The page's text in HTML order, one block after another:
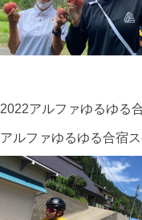
2022アルファゆるゆる
アルファゆるゆる合宿